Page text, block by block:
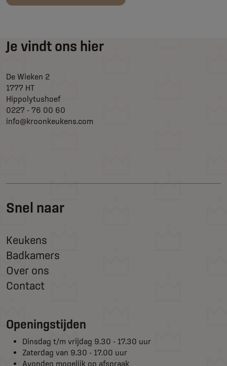
Snel naar
Keukens
Badkamers
Over ons
Contact
Je vindt ons hier
De Wieken 2
1777 HT
Hippolytushoef
0227 - 76 00 60
info@kroonkeukens.com
Openingstijden
Dinsdag t/m vrijdag 9.30 - 17.30 uur
Zaterdag van 9.30 - 17.00 uur
Avonden mogelijk op afspraak